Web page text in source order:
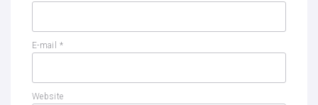
E-mail *
Website